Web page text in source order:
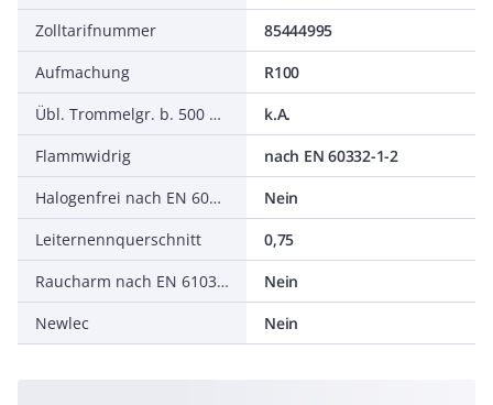
Zolltarifnummer
85444995
Aufmachung
R100
Übl. Trommelgr. b. 500 m Ø m
k.A.
Flammwidrig
nach EN 60332-1-2
Halogenfrei nach EN 60754-1/2
Nein
Leiternennquerschnitt
0,75
Raucharm nach EN 61034-2
Nein
Newlec
Nein